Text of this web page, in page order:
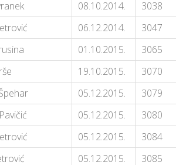
08.10.2014.
3038
06.12.2014.
3047
01.10.2015.
3065
19.10.2015.
3070
05.12.2015.
3079
05.12.2015.
3080
05.12.2015.
3084
05.12.2015.
3085